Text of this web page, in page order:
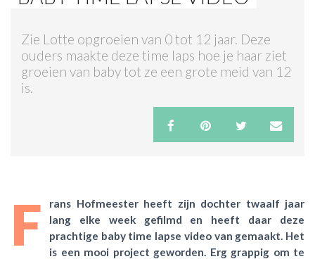
SHOPS
ACTIES & KORTING
Zie Lotte opgroeien van 0 tot 12 jaar. Deze
ouders maakte deze time laps hoe je haar ziet
groeien van baby tot ze een grote meid van 12
is.
F
rans Hofmeester heeft zijn dochter twaalf jaar
lang elke week gefilmd en heeft daar deze
prachtige baby time lapse video van gemaakt. Het
is een mooi project geworden. Erg grappig om te